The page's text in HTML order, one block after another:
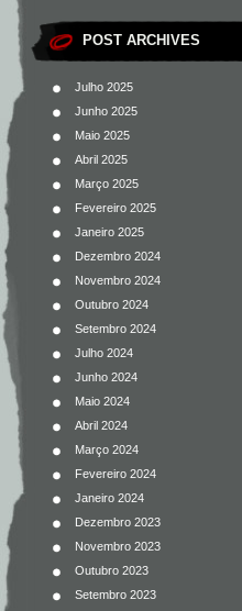
POST ARCHIVES
Julho 2025
Junho 2025
Maio 2025
Abril 2025
Março 2025
Fevereiro 2025
Janeiro 2025
Dezembro 2024
Novembro 2024
Outubro 2024
Setembro 2024
Julho 2024
Junho 2024
Maio 2024
Abril 2024
Março 2024
Fevereiro 2024
Janeiro 2024
Dezembro 2023
Novembro 2023
Outubro 2023
Setembro 2023